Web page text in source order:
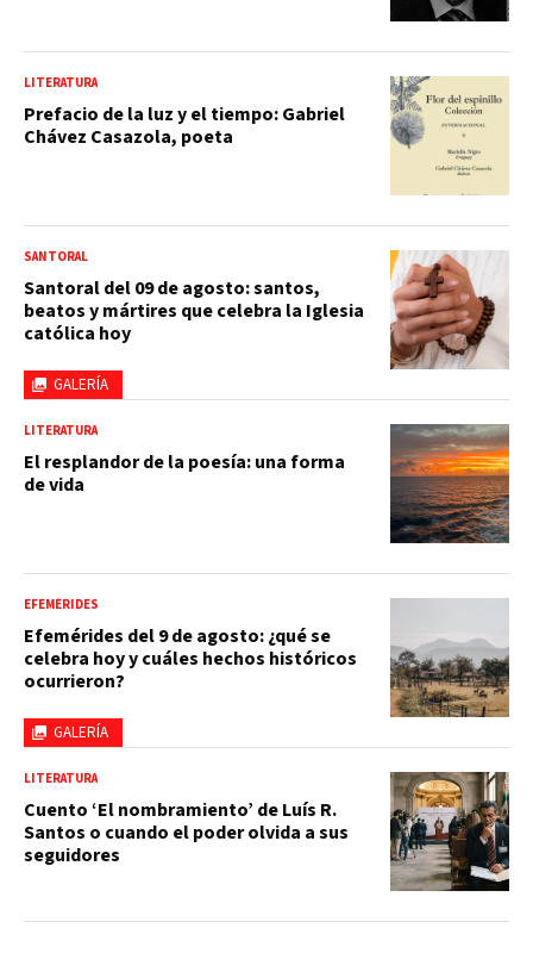
LITERATURA
Prefacio de la luz y el tiempo: Gabriel
Chávez Casazola, poeta
GALERÍA
SANTORAL
Santoral del 09 de agosto: santos,
beatos y mártires que celebra la Iglesia
católica hoy
LITERATURA
El resplandor de la poesía: una forma
de vida
GALERÍA
EFEMÉRIDES
Efemérides del 9 de agosto: ¿qué se
celebra hoy y cuáles hechos históricos
ocurrieron?
LITERATURA
Cuento ‘El nombramiento’ de Luís R.
Santos o cuando el poder olvida a sus
seguidores